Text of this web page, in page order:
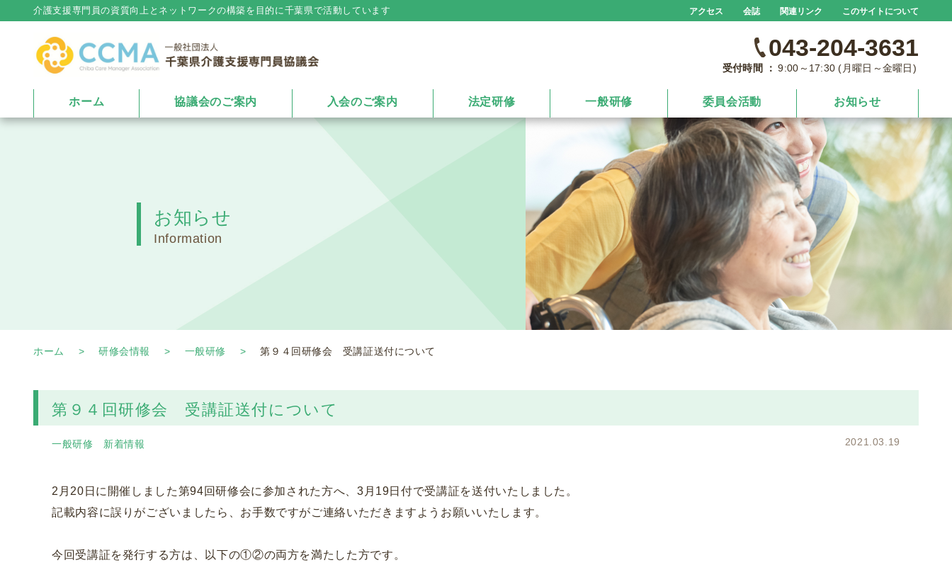
介護⽀援専⾨員の資質向上とネットワークの構築を⽬的に千葉県で活動しています アクセス 会誌 関連リンク このサイトについて
043-204-3631
受付時間 ： 9:00～17:30 (月曜日～金曜日)
ホーム 協議会のご案内 入会のご案内 法定研修 一般研修 委員会活動 お知らせ
お知らせ
Information
ホーム 研修会情報 一般研修 第９４回研修会 受講証送付について
第９４回研修会 受講証送付について
一般研修 新着情報 2021.03.19
2月20日に開催しました第94回研修会に参加された方へ、3月19日付で受講証を送付いたしました。
記載内容に誤りがございましたら、お手数ですがご連絡いただきますようお願いいたします。
今回受講証を発行する方は、以下の①②の両方を満たした方です。